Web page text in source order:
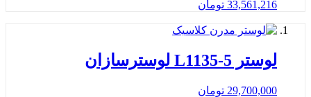
33,561,216 تومان
لوستر L1135-5 لوسترسازان
29,700,000 تومان